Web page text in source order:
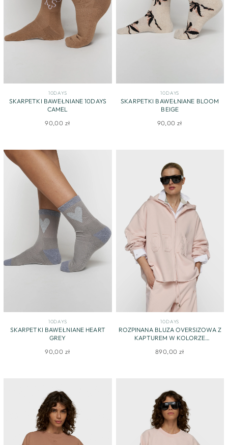
10DAYS
SKARPETKI BAWEŁNIANE 10DAYS
CAMEL
90,00 zł
10DAYS
SKARPETKI BAWEŁNIANE BLOOM
BEIGE
90,00 zł
10DAYS
SKARPETKI BAWEŁNIANE HEART
GREY
90,00 zł
10DAYS
ROZPINANA BLUZA OVERSIZOWA Z
KAPTUREM W KOLORZE
890,00 zł